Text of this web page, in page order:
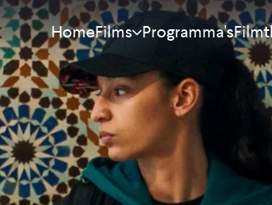
HomeFilms
Meest bekeken
Nieuw
Aanraders
Programma's